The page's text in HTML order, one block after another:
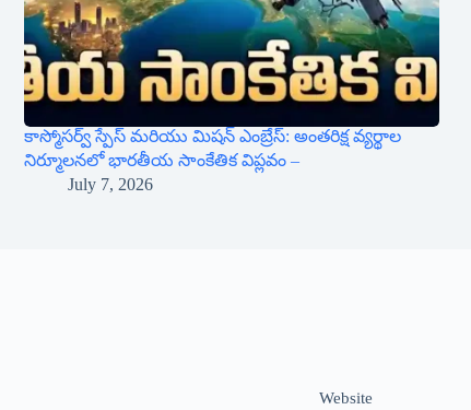
కాస్మోసర్వ్ స్పేస్ మరియు మిషన్ ఎంబ్రేస్: అంతరిక్ష వ్యర్థాల
నిర్మూలనలో భారతీయ సాంకేతిక విప్లవం –
July 7, 2026
Website